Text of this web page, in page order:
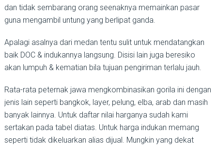
dan tidak sembarang orang seenaknya memainkan pasar
guna mengambil untung yang berlipat ganda.
Apalagi asalnya dari medan tentu sulit untuk mendatangkan
baik DOC & indukannya langsung. Disisi lain juga beresiko
akan lumpuh & kematian bila tujuan pengiriman terlalu jauh.
Rata-rata peternak jawa mengkombinasikan gorila ini dengan
jenis lain seperti bangkok, layer, pelung, elba, arab dan masih
banyak lainnya. Untuk daftar nilai harganya sudah kami
sertakan pada tabel diatas. Untuk harga indukan memang
seperti tidak dikeluarkan alias dijual. Mungkin yang dekat